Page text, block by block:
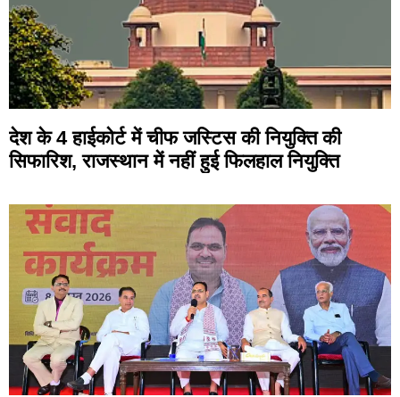
देश के 4 हाईकोर्ट में चीफ जस्टिस की नियुक्ति की
सिफारिश, राजस्थान में नहीं हुई फिलहाल नियुक्ति